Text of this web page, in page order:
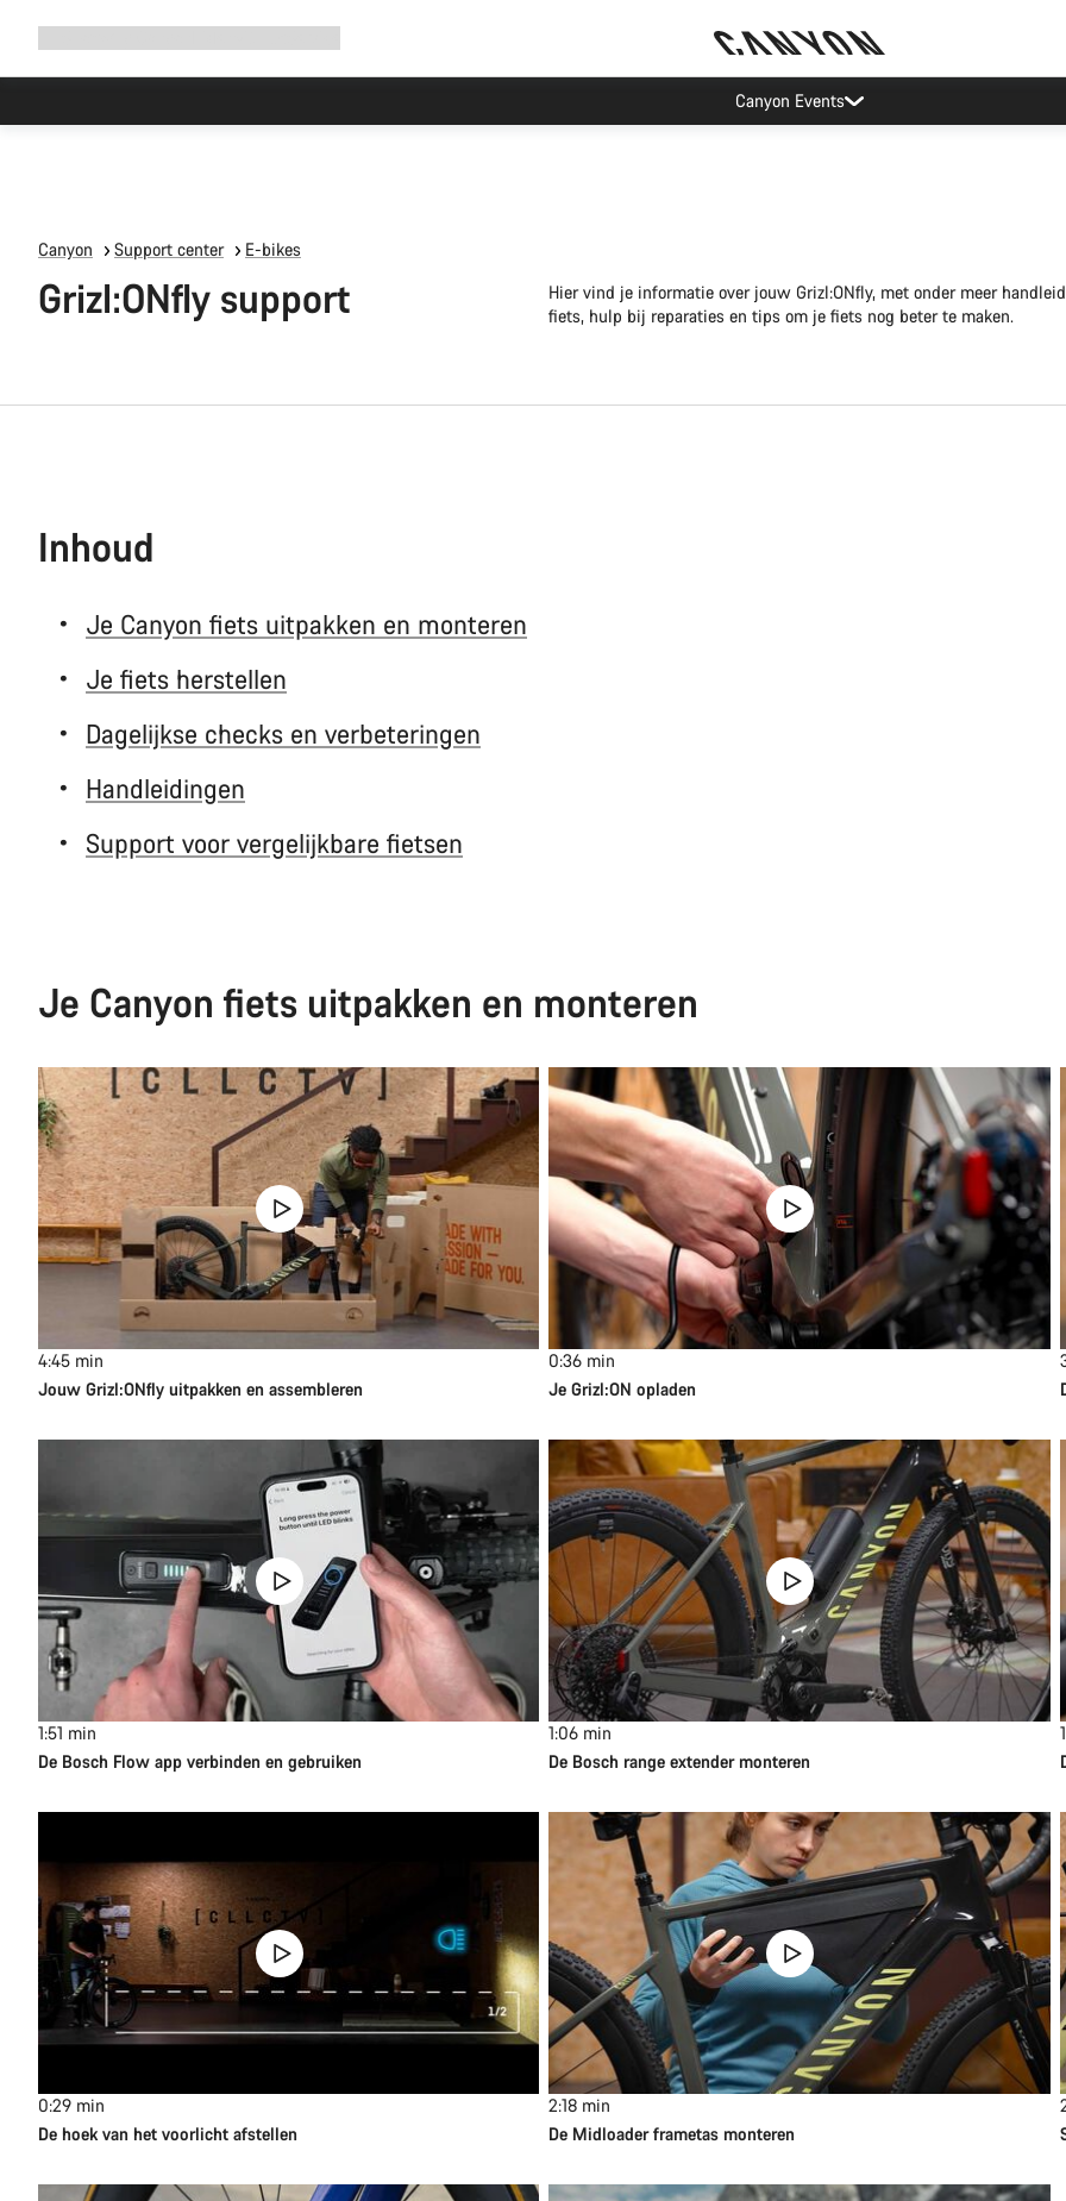
Canyon Events
Canyon Support center E-bikes
Grizl:ONfly support
Hier vind je informatie over jouw Grizl:ONfly, met onder meer
fiets, hulp bij reparaties en tips om je fiets nog beter te maken.
Inhoud
Je Canyon fiets uitpakken en monteren
Je fiets herstellen
Dagelijkse checks en verbeteringen
Handleidingen
Support voor vergelijkbare fietsen
Je Canyon fiets uitpakken en monteren
4:45 min
Jouw Grizl:ONfly uitpakken en assembleren
0:36 min
Je Grizl:ON opladen
1:51 min
De Bosch Flow app verbinden en gebruiken
1:06 min
De Bosch range extender monteren
0:29 min
De hoek van het voorlicht afstellen
2:18 min
De Midloader frametas monteren